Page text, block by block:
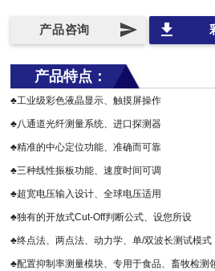
send
产品咨询 file_download
产品特点：
♣工业级彩色液晶显示、触摸屏操作
♣八通道光纤测量系统、进口探测器
♣精准的中心定位功能、准确而可靠
♣三种线性振板功能、速度时间可调
♣超宽电压输入设计、全球电压适用
♣独有的开放式Cut-Off判断公式、设您所设
♣终点法、两点法、动力学、单/双波长测试模式
♣配置抑制率测量模块、专用于食品、畜牧检测